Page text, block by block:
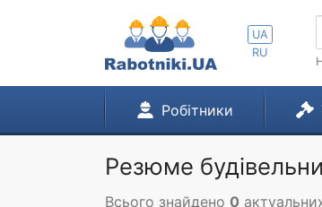
UA
RU
Робітники
Резюме
Всього знайдено 0